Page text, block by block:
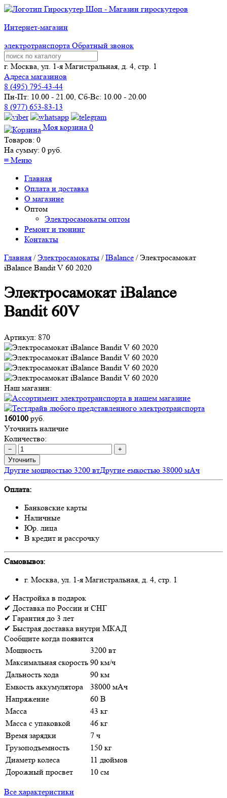
Интернет-магазин
электротранспорта Обратный звонок
г. Москва, ул. 1-я Магистральная, д. 4, стр. 1
Адреса магазинов
8 (495) 795-43-44
Пн-Пт: 10.00 - 21.00, Сб-Вс: 10.00 - 20.00
8 (977) 653-83-13
Моя корзина 0
Товаров: 0
На сумму: 0 руб.
≡ Меню
Главная
Оплата и доставка
О магазине
Оптом
Электросамокаты оптом
Ремонт и тюнинг
Контакты
Главная /Электросамокаты /IBalance /Электросамокат
iBalance Bandit V 60 2020
Электросамокат iBalance
Bandit 60V
Артикул: 870
Наш магазин:
160100 руб.
Уточнить наличие
Количество:
−
+
Уточнить
Другие мощностью 3200 втДругие емкостью 38000 мАч
Оплата:
Банковские карты
Наличные
Юр. лица
В кредит и рассрочку
Самовывоз:
г. Москва, ул. 1-я Магистральная, д. 4, стр. 1
✔ Настройка в подарок
✔ Доставка по России и СНГ
✔ Гарантия до 3 лет
✔ Быстрая доставка внутри МКАД
Сообщите когда появится
Мощность
3200 вт
Максимальная скорость 90 км/ч
Дальность хода
90 км
Емкость аккумулятора
38000 мАч
Напряжение
60 В
Масса
43 кг
Масса с упаковкой
46 кг
Время зарядки
7 ч
Грузоподъемность
150 кг
Диаметр колеса
11 дюймов
Дорожный просвет
10 см
Все характеристики